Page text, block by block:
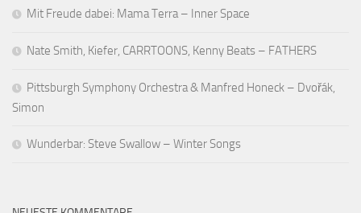
Mit Freude dabei: Mama Terra – Inner Space
Nate Smith, Kiefer, CARRTOONS, Kenny Beats – FATHERS
Pittsburgh Symphony Orchestra & Manfred Honeck – Dvořák,
Simon
Wunderbar: Steve Swallow – Winter Songs